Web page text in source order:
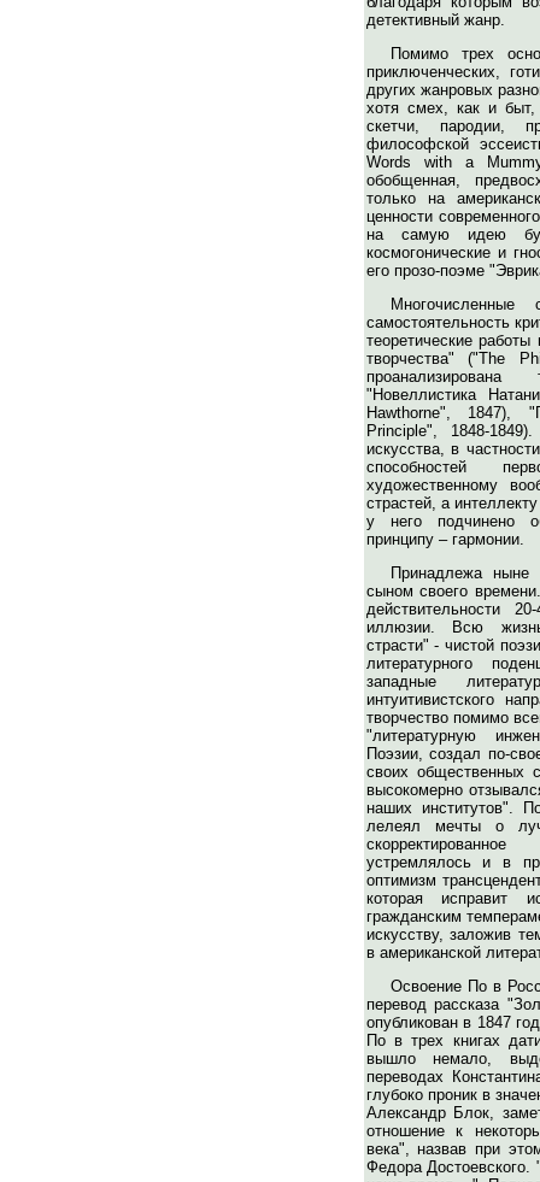
детективный жанр.
Помимо трех
приключенческих,
других жанровых
хотя смех, как и быт,
скетчи, пародии,
философской
Words with a
обобщенная,
только на
ценности
на самую идею
космогонические и
его прозо-поэме
самостоятельность
теоретические
творчества" ("The
"Новеллистика
Hawthorne", 1847),
Principle", 1848-
искусства, в
способностей
художественному
страстей, а
у него подчинено
принципу – гармонии.
Принадлежа
сыном своего
действительности
иллюзии. Всю
страсти" - чистой
литературного
западные
интуитивистского
творчество помимо
"литературную
Поэзии, создал по-
своих общественных
высокомерно
наших институтов".
лелеял мечты о
устремлялось и в
оптимизм
которая исправит
гражданским
искусству, заложив
в американской
Освоение По в
перевод рассказа
опубликован в 1847
По в трех книгах
вышло немало,
переводах
глубоко проник в
Александр Блок,
отношение к
века", назвав при
Федора Достоевского.